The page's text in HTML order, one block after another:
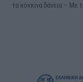
τα κόκκινα δάνεια – Με